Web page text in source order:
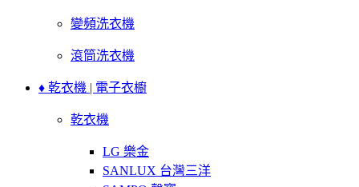
變頻洗衣機
滾筒洗衣機
♦ 乾衣機 | 電子衣櫥
乾衣機
LG 樂金
SANLUX 台灣三洋